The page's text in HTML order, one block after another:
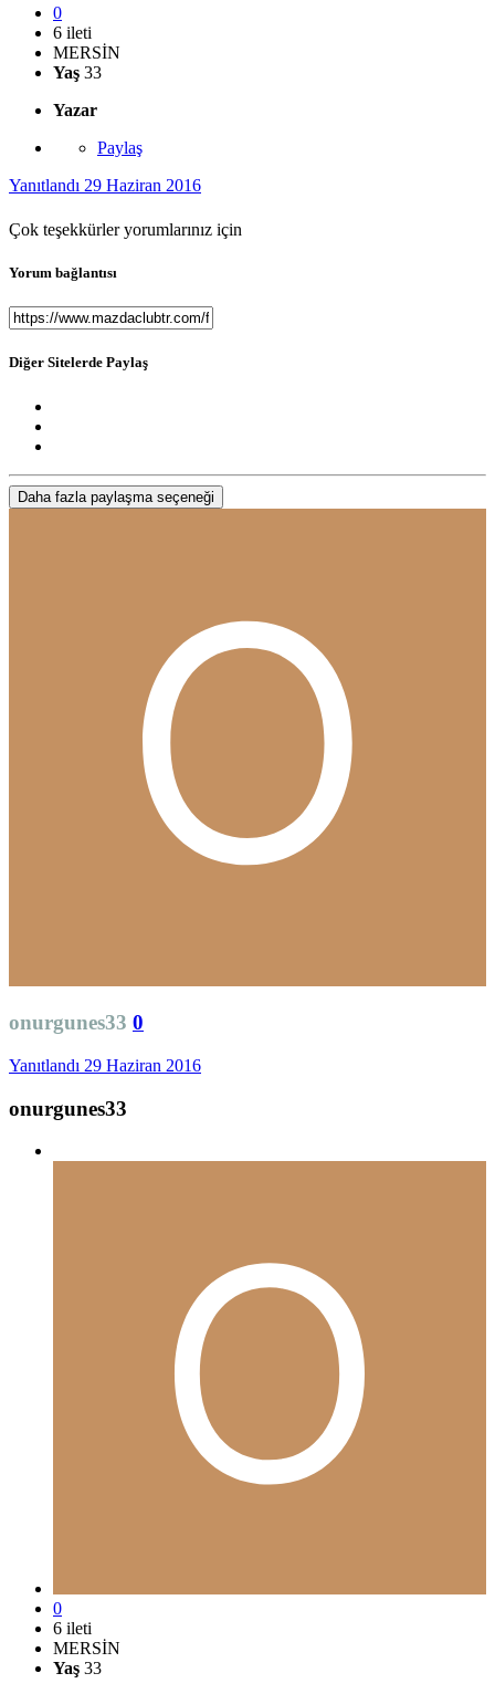
0
6 ileti
MERSİN
Yaş 33
Yazar
Paylaş
Yanıtlandı 29 Haziran 2016
Çok teşekkürler yorumlarınız için
Yorum bağlantısı
Diğer Sitelerde Paylaş
Daha fazla paylaşma seçeneği
onurgunes33 0
Yanıtlandı 29 Haziran 2016
onurgunes33
0
6 ileti
MERSİN
Yaş 33